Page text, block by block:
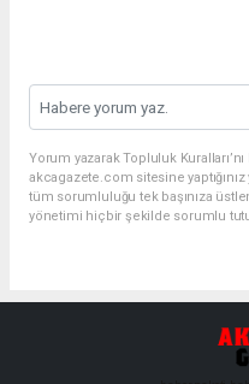
Yorum yazarak Topluluk
akcagazete.com sitesine
tüm sorumluluğu tek başınıza
yönetimi hiçbir şekilde sorumlu